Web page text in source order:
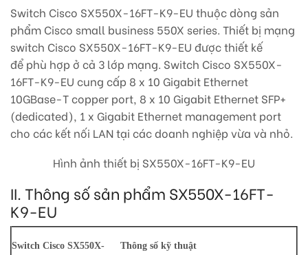
Switch Cisco SX550X-16FT-K9-EU thuộc dòng sản
phẩm Cisco small business 550X series. Thiết bị mạng
switch Cisco SX550X-16FT-K9-EU được thiết kế
để phù hợp ở cả 3 lớp mạng. Switch Cisco SX550X-
16FT-K9-EU cung cấp 8 x 10 Gigabit Ethernet
10GBase-T copper port, 8 x 10 Gigabit Ethernet SFP+
(dedicated), 1 x Gigabit Ethernet management port
cho các kết nối LAN tại các doanh nghiệp vừa và nhỏ.
Hình ảnh thiết bị SX550X-16FT-K9-EU
II. Thông số sản phẩm SX550X-16FT-
K9-EU
Switch Cisco SX550X-
Thông số kỹ thuật